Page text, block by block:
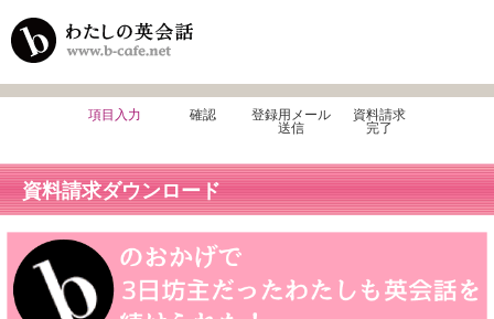
項目入力 確認
登録用メール
送信
資料請求
完了
資料請求ダウンロード